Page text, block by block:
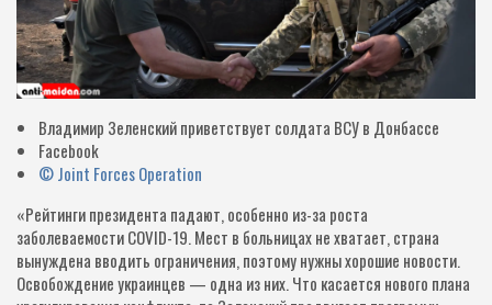
Владимир Зеленский приветствует солдата ВСУ в Донбассе
Facebook
© Joint Forces Operation
«Рейтинги президента падают, особенно из-за роста
заболеваемости COVID-19. Мест в больницах не хватает, страна
вынуждена вводить ограничения, поэтому нужны хорошие новости.
Освобождение украинцев — одна из них. Что касается нового плана